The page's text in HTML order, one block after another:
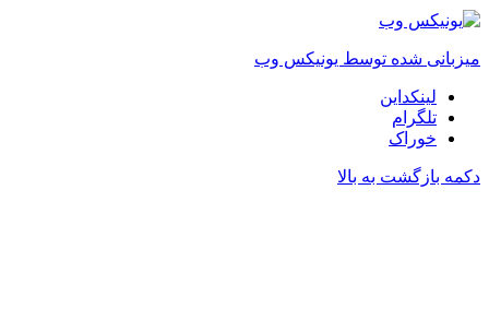
میزبانی شده توسط یونیکس وب
لینکداین
تلگرام
خوراک
دکمه بازگشت به بالا